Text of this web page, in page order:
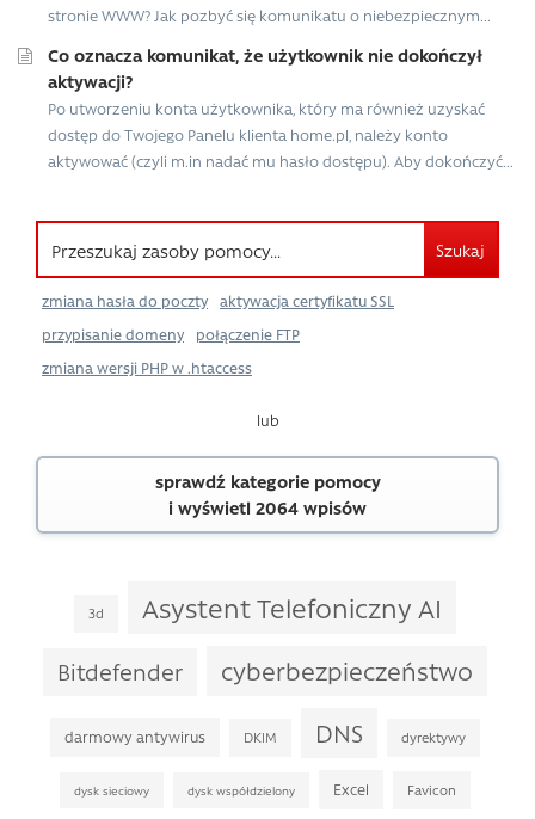
stronie WWW? Jak pozbyć się komunikatu o niebezpiecznym...
Co oznacza komunikat, że użytkownik nie dokończył
aktywacji?
Po utworzeniu konta użytkownika, który ma również uzyskać
dostęp do Twojego Panelu klienta home.pl, należy konto
aktywować (czyli m.in nadać mu hasło dostępu). Aby dokończyć...
Szukaj
zmiana hasła do poczty
aktywacja certyfikatu SSL
przypisanie domeny
połączenie FTP
zmiana wersji PHP w .htaccess
lub
sprawdź kategorie pomocy
i wyświetl 2064 wpisów
3d Asystent Telefoniczny AI
Bitdefender cyberbezpieczeństwo
darmowy antywirus DKIM DNS dyrektywy
dysk sieciowy dysk współdzielony Excel Favicon